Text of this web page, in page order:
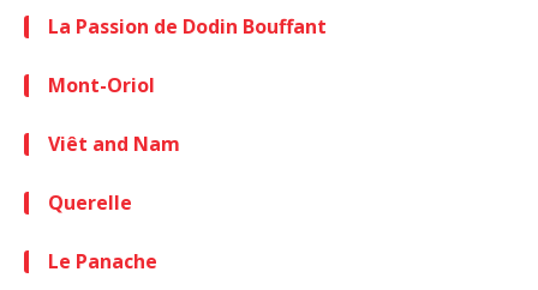
La Passion de Dodin Bouffant
Mont-Oriol
Viêt and Nam
Querelle
Le Panache